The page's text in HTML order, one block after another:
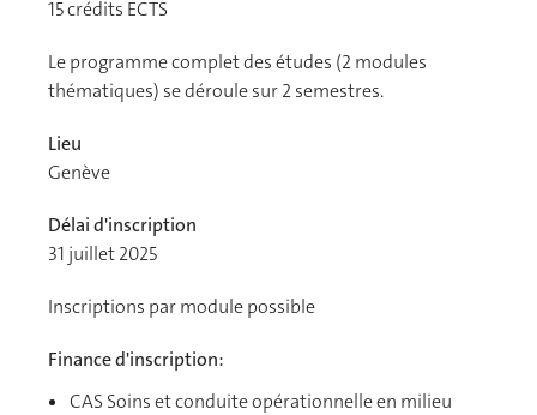
15crédits ECTS
Le programme complet des études (2 modules
thématiques) se déroule sur 2 semestres.
Lieu
Genève
Délai d'inscription
31 juillet 2025
Inscriptions par module possible
Finance d'inscription:
CAS Soins et conduite opérationnelle en milieu